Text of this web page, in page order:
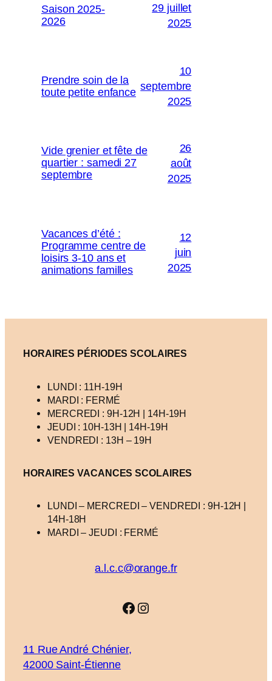
Saison 2025-
2026
29 juillet
2025
Prendre soin de la
toute petite enfance
10
septembre
2025
Vide grenier et fête de
quartier : samedi 27
septembre
26
août
2025
Vacances d’été :
Programme centre de
loisirs 3-10 ans et
animations familles
12
juin
2025
HORAIRES PÉRIODES SCOLAIRES
LUNDI : 11H-19H
MARDI : FERMÉ
MERCREDI : 9H-12H | 14H-19H
JEUDI : 10H-13H | 14H-19H
VENDREDI : 13H – 19H
HORAIRES VACANCES SCOLAIRES
LUNDI – MERCREDI – VENDREDI : 9H-12H |
14H-18H
MARDI – JEUDI : FERMÉ
a.l.c.c@orange.fr
Facebook Instagram
11 Rue André Chénier,
42000 Saint-Étienne